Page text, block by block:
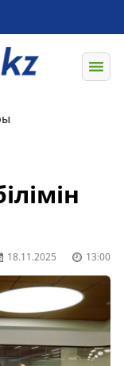
18.11.2025 13:00